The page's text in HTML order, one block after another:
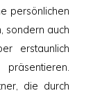
persönlichen
sondern auch
erstaunlich
die durch